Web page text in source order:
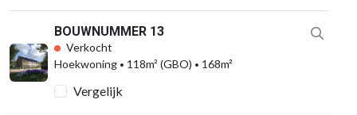
BOUWNUMMER 13
Verkocht
Hoekwoning
118m² (GBO) 168m²
Vergelijk